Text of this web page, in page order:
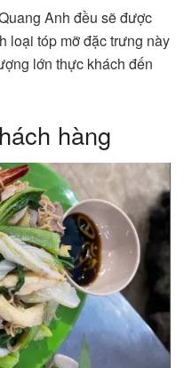
Anh đều sẽ được
loại tóp mỡ đặc trưng này
lớn thực khách đến
hàng